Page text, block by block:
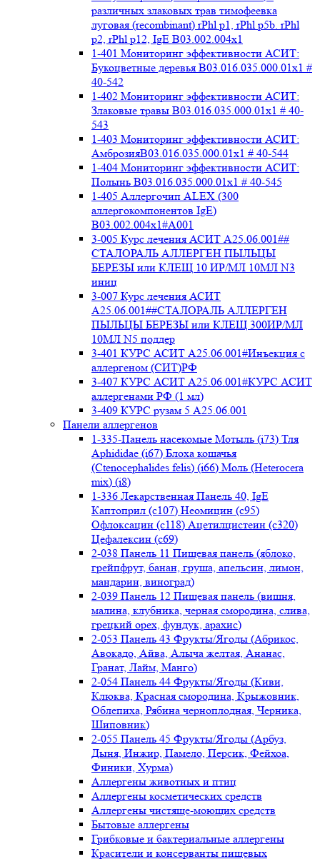
различных злаковых трав тимофеевка
луговая (recombinant) rPhl p1, rPhl p5b. rPhl
p2, rPhl p12, IgE В03.002.004x1
1-401 Мониторинг эффективности АСИТ:
Букоцветные деревья B03.016.035.000.01x1 #
40-542
1-402 Мониторинг эффективности АСИТ:
Злаковые травы B03.016.035.000.01x1 # 40-
543
1-403 Мониторинг эффективности АСИТ:
АмброзияB03.016.035.000.01x1 # 40-544
1-404 Мониторинг эффективности АСИТ:
Полынь B03.016.035.000.01x1 # 40-545
1-405 Аллергочип ALEX (300
аллергокомпонентов IgE)
В03.002.004x1#А001
3-005 Курс лечения АСИТ А25.06.001##
СТАЛОРАЛЬ АЛЛЕРГЕН ПЫЛЬЦЫ
БЕРЕЗЫ или КЛЕЩ 10 ИР/МЛ 10МЛ N3
иниц
3-007 Курс лечения АСИТ
А25.06.001##СТАЛОРАЛЬ АЛЛЕРГЕН
ПЫЛЬЦЫ БЕРЕЗЫ или КЛЕЩ 300ИР/МЛ
10МЛ N5 поддер
3-401 КУРС АСИТ А25.06.001#Инъекция с
аллергеном (СИТ)РФ
3-407 КУРС АСИТ А25.06.001#КУРС АСИТ
аллергенами РФ (1 мл)
3-409 КУРС рузам 5 А25.06.001
Панели аллергенов
1-335-Панель насекомые Мотыль (i73) Тля
Aphididae (i67) Блоха кошачья
(Ctenocephalides felis) (i66) Моль (Heterocera
mix) (i8)
1-336 Лекарственная Панель 40, IgE
Каптоприл (с107) Неомицин (c95)
Офлоксацин (с118) Ацетилцистеин (с320)
Цефалексин (с69)
2-038 Панель 11 Пищевая панель (яблоко,
грейпфрут, банан, груша, апельсин, лимон,
мандарин, виноград)
2-039 Панель 12 Пищевая панель (вишня,
малина, клубника, черная смородина, слива,
грецкий орех, фундук, арахис)
2-053 Панель 43 Фрукты/Ягоды (Абрикос,
Авокадо, Айва, Алыча желтая, Ананас,
Гранат, Лайм, Манго)
2-054 Панель 44 Фрукты/Ягоды (Киви,
Клюква, Красная смородина, Крыжовник,
Облепиха, Рябина черноплодная, Черника,
Шиповник)
2-055 Панель 45 Фрукты/Ягоды (Арбуз,
Дыня, Инжир, Памело, Персик, Фейхоа,
Финики, Хурма)
Аллергены животных и птиц
Аллергены косметических средств
Аллергены чистяще-моющих средств
Бытовые аллергены
Грибковые и бактериальные аллергены
Красители и консерванты пищевых